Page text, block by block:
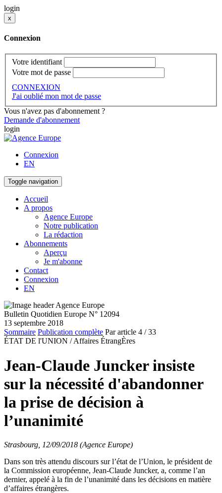
login
x
Connexion
Votre identifiant
Votre mot de passe
CONNEXION
J'ai oublié mon mot de passe
Vous n'avez pas d'abonnement ?
Demande d'abonnement
login
Connexion
EN
Toggle navigation
Accueil
A propos
Agence Europe
Notre publication
La rédaction
Abonnements
Aperçu
Je m'abonne
Contact
Connexion
EN
Bulletin Quotidien Europe N° 12094
13 septembre 2018
Sommaire Publication complète Par article 4 / 33
ÉTAT DE l'UNION / Affaires ÉtrangÈres
Jean-Claude Juncker insiste
sur la nécessité d'abandonner
la prise de décision à
l’unanimité
Strasbourg, 12/09/2018 (Agence Europe)
Dans son très attendu discours sur l’état de l’Union, le président de
la Commission européenne, Jean-Claude Juncker, a, comme l’an
dernier, appelé à la fin de l’unanimité dans les décisions en matière
d’affaires étrangères.